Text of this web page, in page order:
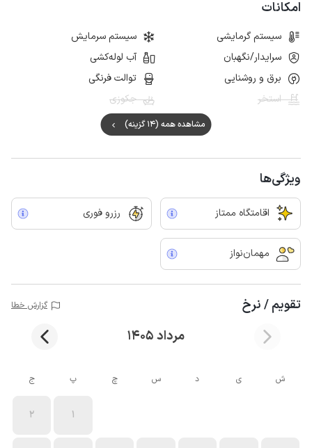
امکانات
سیستم گرمایشی
سیستم سرمایش
سرایدار/نگهبان
آب لوله‌کشی
برق و روشنایی
توالت فرنگی
استخر
جکوزی
مشاهده همه (14 گزینه)
ویژگی‌ها
اقامتگاه ممتاز رزرو فوری
مهمان‌نواز
تقویم / نرخ گزارش خطا
مرداد 1405
ش ی د س چ پ ج
1
2